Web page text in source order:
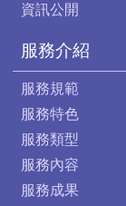
資訊公開
服務介紹
服務規範
服務特色
服務類型
服務內容
服務成果